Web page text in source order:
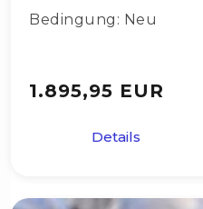
Bedingung: Neu
1.895,95 EUR
Details